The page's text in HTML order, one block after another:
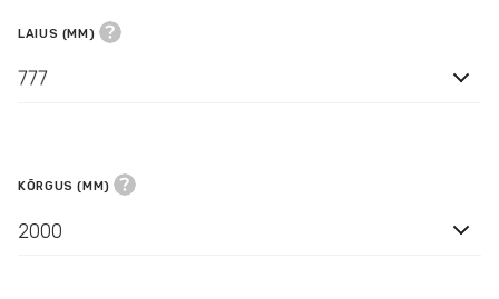
LAIUS (MM)
777
KÕRGUS (MM)
2000